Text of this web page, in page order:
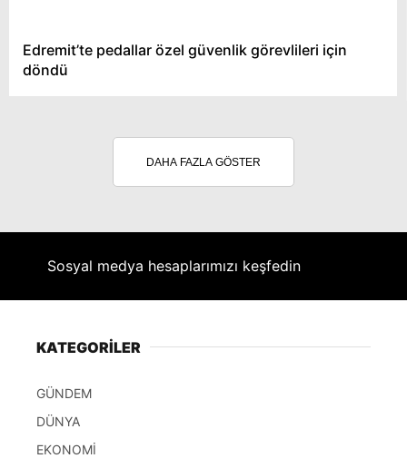
Edremit’te pedallar özel güvenlik görevlileri için
döndü
DAHA FAZLA GÖSTER
Sosyal medya hesaplarımızı keşfedin
KATEGORİLER
GÜNDEM
DÜNYA
EKONOMİ